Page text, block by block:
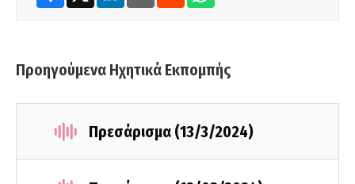
Προηγούμενα Ηχητικά Εκπομπής
Πρεσάρισμα (13/3/2024)